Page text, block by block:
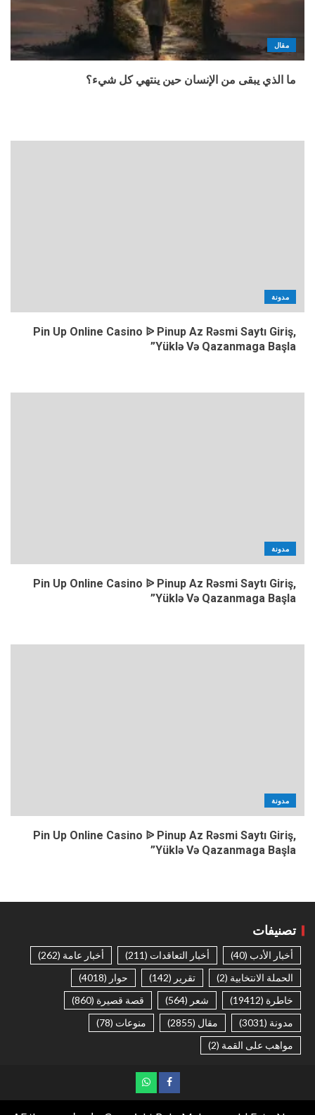
مقال
ما الذي يبقى من الإنسان حين ينتهي كل شيء؟
مدونة
Pin Up Online Casino ᐉ Pinup Az Rəsmi Saytı Giriş,
Yüklə Və Qazanmaga Başla”
مدونة
Pin Up Online Casino ᐉ Pinup Az Rəsmi Saytı Giriş,
Yüklə Və Qazanmaga Başla”
مدونة
Pin Up Online Casino ᐉ Pinup Az Rəsmi Saytı Giriş,
Yüklə Və Qazanmaga Başla”
تصنيفات
أخبار الأدب (40) أخبار التعاقدات (211) أخبار عامة (262)
الحملة الانتخابية (2) تقرير (142) حوار (4018)
خاطرة (19412) شعر (564) قصة قصيرة (860)
مدونة (3031) مقال (2855) منوعات (78)
مواهب على القمة (2)